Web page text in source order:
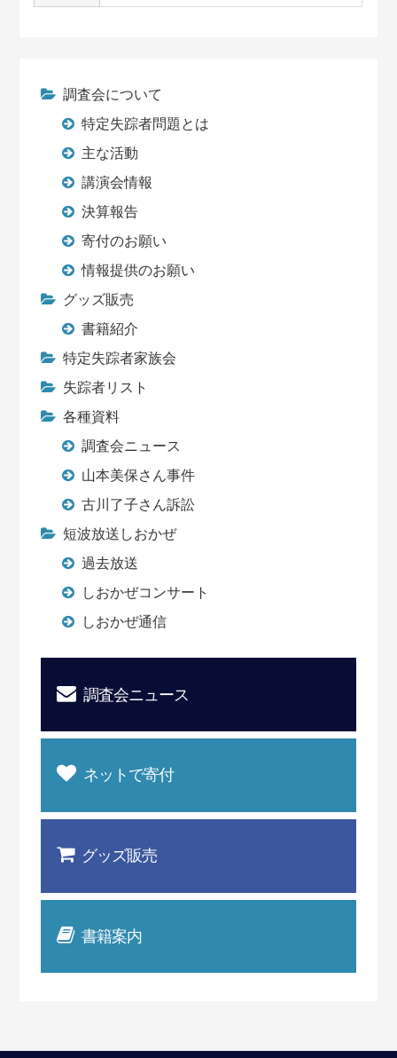
調査会について
特定失踪者問題とは
主な活動
講演会情報
決算報告
寄付のお願い
情報提供のお願い
グッズ販売
書籍紹介
特定失踪者家族会
失踪者リスト
各種資料
調査会ニュース
山本美保さん事件
古川了子さん訴訟
短波放送しおかぜ
過去放送
しおかぜコンサート
しおかぜ通信
調査会ニュース
ネットで寄付
グッズ販売
書籍案内